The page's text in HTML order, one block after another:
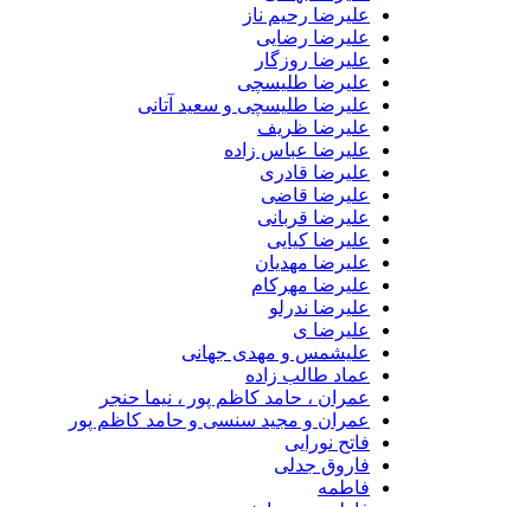
علیرضا رحیم ناز
علیرضا رضایی
علیرضا روزگار
علیرضا طلیسچی
علیرضا طلیسچی و سعید آتانی
علیرضا ظریف
علیرضا عباس زاده
علیرضا قادری
علیرضا قاضی
علیرضا قربانی
علیرضا کیایی
علیرضا مهدیان
علیرضا مهرکام
علیرضا ندرلو
علیرضا ی
علیشمس و مهدی جهانی
عماد طالب زاده
عمران ، حامد کاظم پور ، نیما حنجر
عمران و مجید سنسی و حامد کاظم پور
فاتح نورایی
فاروق جدلی
فاطمه